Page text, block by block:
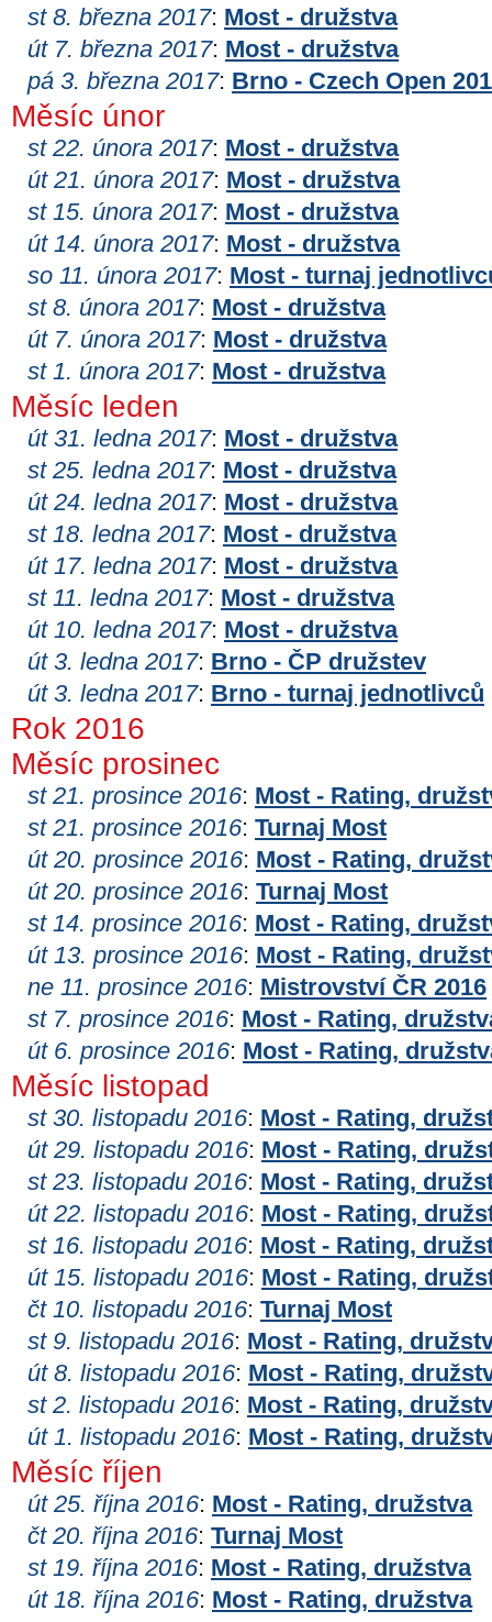
st 8. března 2017: Most - družstva
út 7. března 2017: Most - družstva
pá 3. března 2017: Brno - Czech Open
Měsíc únor
st 22. února 2017: Most - družstva
út 21. února 2017: Most - družstva
st 15. února 2017: Most - družstva
út 14. února 2017: Most - družstva
so 11. února 2017: Most - turnaj
st 8. února 2017: Most - družstva
út 7. února 2017: Most - družstva
st 1. února 2017: Most - družstva
Měsíc leden
út 31. ledna 2017: Most - družstva
st 25. ledna 2017: Most - družstva
út 24. ledna 2017: Most - družstva
st 18. ledna 2017: Most - družstva
út 17. ledna 2017: Most - družstva
st 11. ledna 2017: Most - družstva
út 10. ledna 2017: Most - družstva
út 3. ledna 2017: Brno - ČP družstev
út 3. ledna 2017: Brno - turnaj jednotlivců
Rok 2016
Měsíc prosinec
st 21. prosince 2016: Most - Rating,
st 21. prosince 2016: Turnaj Most
út 20. prosince 2016: Most - Rating,
út 20. prosince 2016: Turnaj Most
st 14. prosince 2016: Most - Rating,
út 13. prosince 2016: Most - Rating,
ne 11. prosince 2016: Mistrovství ČR 2016
st 7. prosince 2016: Most - Rating,
út 6. prosince 2016: Most - Rating,
Měsíc listopad
st 30. listopadu 2016: Most - Rating,
út 29. listopadu 2016: Most - Rating,
st 23. listopadu 2016: Most - Rating,
út 22. listopadu 2016: Most - Rating,
st 16. listopadu 2016: Most - Rating,
út 15. listopadu 2016: Most - Rating,
čt 10. listopadu 2016: Turnaj Most
st 9. listopadu 2016: Most - Rating,
út 8. listopadu 2016: Most - Rating,
st 2. listopadu 2016: Most - Rating,
út 1. listopadu 2016: Most - Rating,
Měsíc říjen
út 25. října 2016: Most - Rating, družstva
čt 20. října 2016: Turnaj Most
st 19. října 2016: Most - Rating, družstva
út 18. října 2016: Most - Rating, družstva